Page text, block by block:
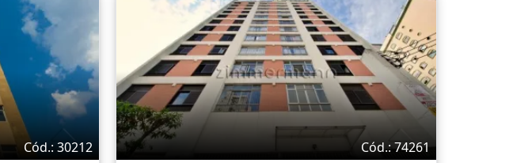
Cód.: 30212 Cód.: 74261